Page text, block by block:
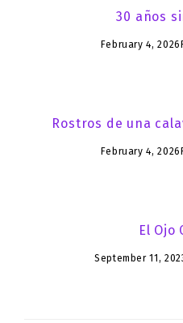
30 años
February 4, 2026
Rostros de una
February 4, 2026
El Ojo
September 11,